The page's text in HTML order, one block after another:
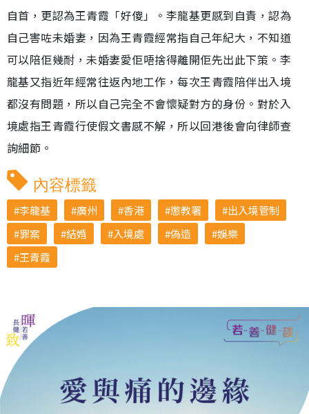
自首，更認為王青霞「好傻」。李龍基更感到自責，認為
自己害咗未婚妻，因為王青霞經常指自己年紀大，不知道
可以陪佢幾耐，未婚妻愛佢唔捨得離開佢先出此下策。李
龍基又指近年經常往返內地工作，每次王青霞陪伴出入境
都沒有問題，所以自己完全不會懷疑對方的身份。對於入
境處指王青霞行使假文書感不解，所以回港後會向律師查
詢細節。
內容標籤
李龍基 廣州 香港 懲教署
出入境管制
罪案
結婚 入境處 偽造
娛樂
王青霞